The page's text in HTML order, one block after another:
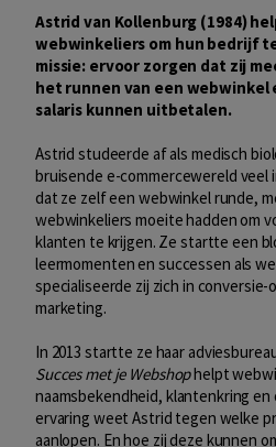
Astrid van Kollenburg (1984)
webwinkeliers om hun bedrijf
missie: ervoor zorgen dat zij
het runnen van een webwinkel
salaris kunnen uitbetalen.
Astrid studeerde af als medisch
bruisende e-commercewereld veel
dat ze zelf een webwinkel runde,
webwinkeliers moeite hadden om
klanten te krijgen. Ze startte een
leermomenten en successen als
specialiseerde zij zich in conversie-
marketing.
In 2013 startte ze haar
Succes met je Webshophelpt
naamsbekendheid, klantenkring
ervaring weet Astrid tegen welke
aanlopen. En hoe zij deze kunnen